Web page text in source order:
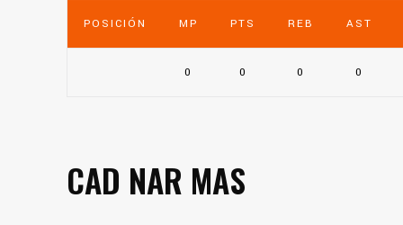
POSICIÓN MP PTS REB AST
0 0 0 0
CAD NAR MAS